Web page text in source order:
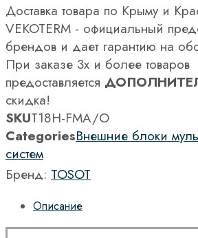
Доставка товара по Крыму и
VEKOTERM - официальный
брендов и дает гарантию на
При заказе 3х и более товаров
предоставляется
скидка!
SKUT18H-FMA/O
CategoriesВнешние блоки
систем
Бренд: TOSOT
Описание